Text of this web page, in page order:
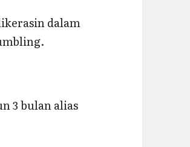
dalam
3 bulan alias